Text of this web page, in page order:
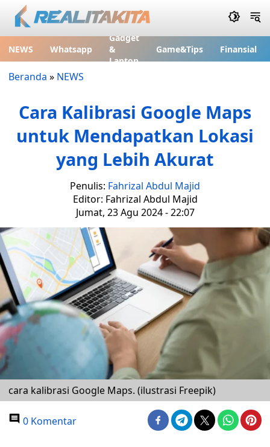
NEWS Whatsapp
Gadget
&
Laptop
Game&Tips Finansial
Beranda » NEWS
Cara Kalibrasi Google Maps
untuk Mendapatkan Lokasi
yang Lebih Akurat
Penulis: Fahrizal Abdul Majid
Editor: Fahrizal Abdul Majid
Jumat, 23 Agu 2024 - 22:07
cara kalibrasi Google Maps. (ilustrasi Freepik)
0 Komentar